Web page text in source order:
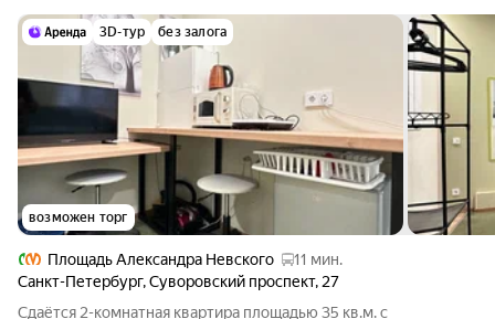
3D-тур без залога
возможен торг
Площадь Александра Невского
11 мин.
Санкт-Петербург,Суворовский проспект, 27
Сдаётся 2-комнатная квартира площадью 35 кв.м. с